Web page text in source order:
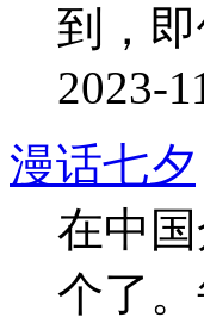
到，
2023-
漫话七夕
在中
个了